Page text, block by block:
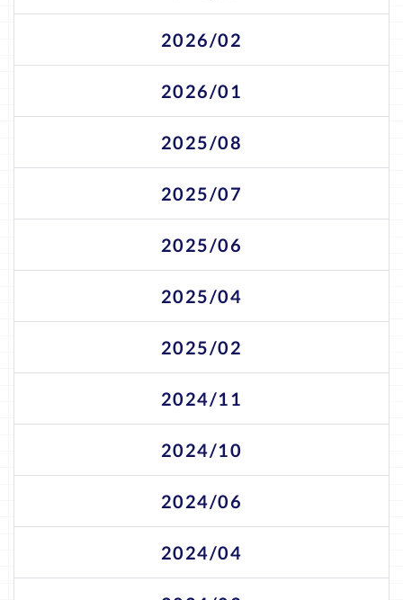
2026/02
2026/01
2025/08
2025/07
2025/06
2025/04
2025/02
2024/11
2024/10
2024/06
2024/04